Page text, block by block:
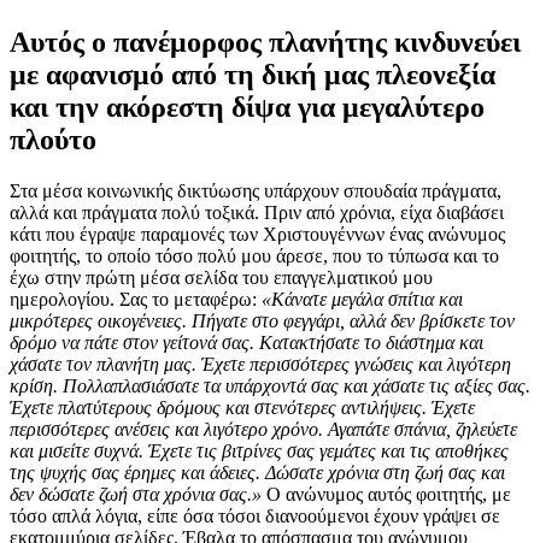
Αυτός ο πανέμορφος πλανήτης κινδυνεύει
με αφανισμό από τη δική μας πλεονεξία
και την ακόρεστη δίψα για μεγαλύτερο
πλούτο
Στα μέσα κοινωνικής δικτύωσης υπάρχουν σπουδαία πράγματα,
αλλά και πράγματα πολύ τοξικά. Πριν από χρόνια, είχα διαβάσει
κάτι που έγραψε παραμονές των Χριστουγέννων ένας ανώνυμος
φοιτητής, το οποίο τόσο πολύ μου άρεσε, που το τύπωσα και το
έχω στην πρώτη μέσα σελίδα του επαγγελματικού μου
ημερολογίου. Σας το μεταφέρω: «Κάνατε μεγάλα σπίτια και
μικρότερες οικογένειες. Πήγατε στο φεγγάρι, αλλά δεν βρίσκετε τον
δρόμο να πάτε στον γείτονά σας. Κατακτήσατε το διάστημα και
χάσατε τον πλανήτη μας. Έχετε περισσότερες γνώσεις και λιγότερη
κρίση. Πολλαπλασιάσατε τα υπάρχοντά σας και χάσατε τις αξίες σας.
Έχετε πλατύτερους δρόμους και στενότερες αντιλήψεις. Έχετε
περισσότερες ανέσεις και λιγότερο χρόνο. Αγαπάτε σπάνια, ζηλεύετε
και μισείτε συχνά. Έχετε τις βιτρίνες σας γεμάτες και τις αποθήκες
της ψυχής σας έρημες και άδειες. Δώσατε χρόνια στη ζωή σας και
δεν δώσατε ζωή στα χρόνια σας.» Ο ανώνυμος αυτός φοιτητής, με
τόσο απλά λόγια, είπε όσα τόσοι διανοούμενοι έχουν γράψει σε
εκατομμύρια σελίδες. Έβαλα το απόσπασμα του ανώνυμου